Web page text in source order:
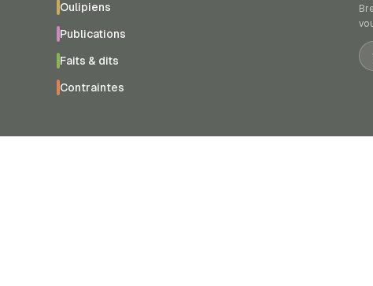
Oulipiens
Publications
Faits & dits
Contraintes